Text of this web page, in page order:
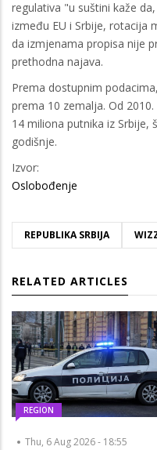
regulativa "u suštini kaže
između EU i Srbije, rotacija
da izmjenama propisa nije
prethodna najava.
Prema dostupnim
prema 10 zemalja. Od
14 miliona putnika iz
godišnje.
Izvor:
Oslobođenje
REPUBLIKA SRBIJA
RELATED ARTICLES
REGION
Thu, 6 Aug 2026 - 18:55